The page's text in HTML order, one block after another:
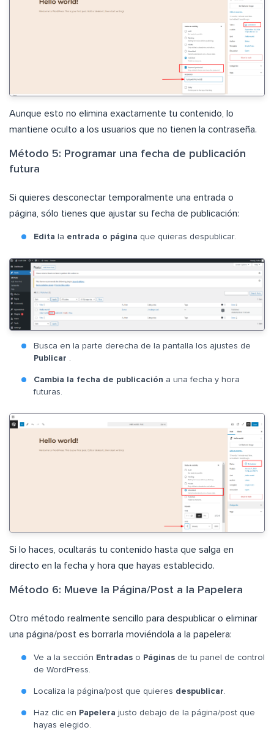
Aunque esto no elimina exactamente tu contenido, lo
mantiene oculto a los usuarios que no tienen la contraseña.
Método 5: Programar una fecha de publicación
futura
Si quieres desconectar temporalmente una entrada o
página, sólo tienes que ajustar su fecha de publicación:
Edita la entrada o página que quieras despublicar.
Busca en la parte derecha de la pantalla los ajustes de
Publicar .
Cambia la fecha de publicación a una fecha y hora
futuras.
Si lo haces, ocultarás tu contenido hasta que salga en
directo en la fecha y hora que hayas establecido.
Método 6: Mueve la Página/Post a la Papelera
Otro método realmente sencillo para despublicar o eliminar
una página/post es borrarla moviéndola a la papelera:
Ve a la sección Entradas o Páginas de tu panel de control
de WordPress.
Localiza la página/post que quieres despublicar
Haz clic en Papelera justo debajo de la página/post que
hayas elegido.